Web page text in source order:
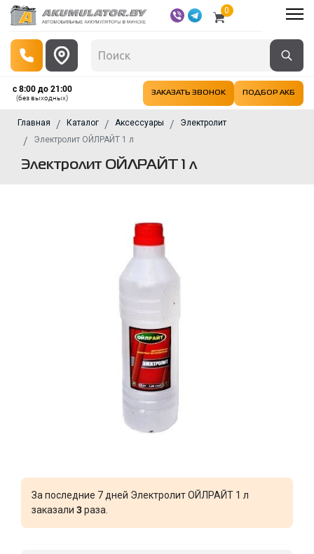
0
с 8:00 до 21:00
(без выходных)
ЗАКАЗАТЬ ЗВОНОК ПОДБОР АКБ
Главная Каталог Аксессуары
Электролит
Электролит ОЙЛРАЙТ 1 л
Электролит ОЙЛРАЙТ 1 л
За последние 7 дней Электролит ОЙЛРАЙТ 1 л
заказали 3раза.